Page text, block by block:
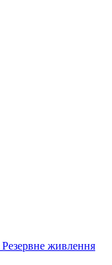
Резервне живлення